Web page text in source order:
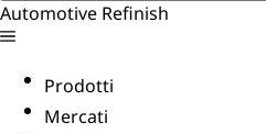
Automotive Refinish
Prodotti
Mercati